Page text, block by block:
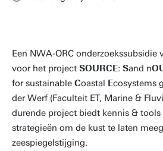
Een NWA-ORC onderzoekssubsidie
voor het project SOURCE: Sand n
for sustainable Coastal Ecosystems
der Werf (Faculteit ET, Marine &
durende project biedt kennis &
strategieën om de kust te laten
zeespiegelstijging.